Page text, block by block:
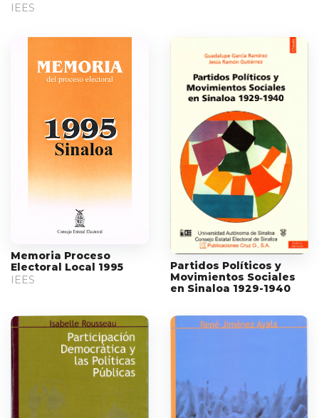
IEES
Memoria Proceso
Electoral Local 1995
IEES
Partidos Políticos y
Movimientos Sociales
en Sinaloa 1929-1940